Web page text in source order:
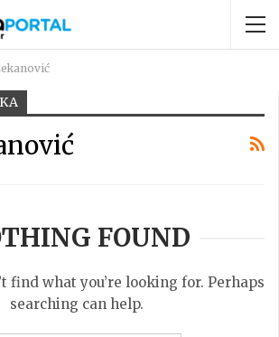
FOUND
find what you’re looking for. Perhaps
searching can help.